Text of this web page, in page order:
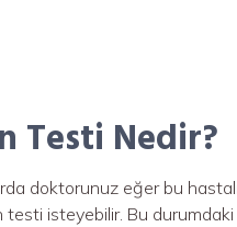
Testi Nedir?
doktorunuz eğer bu
isteyebilir. Bu durumdaki